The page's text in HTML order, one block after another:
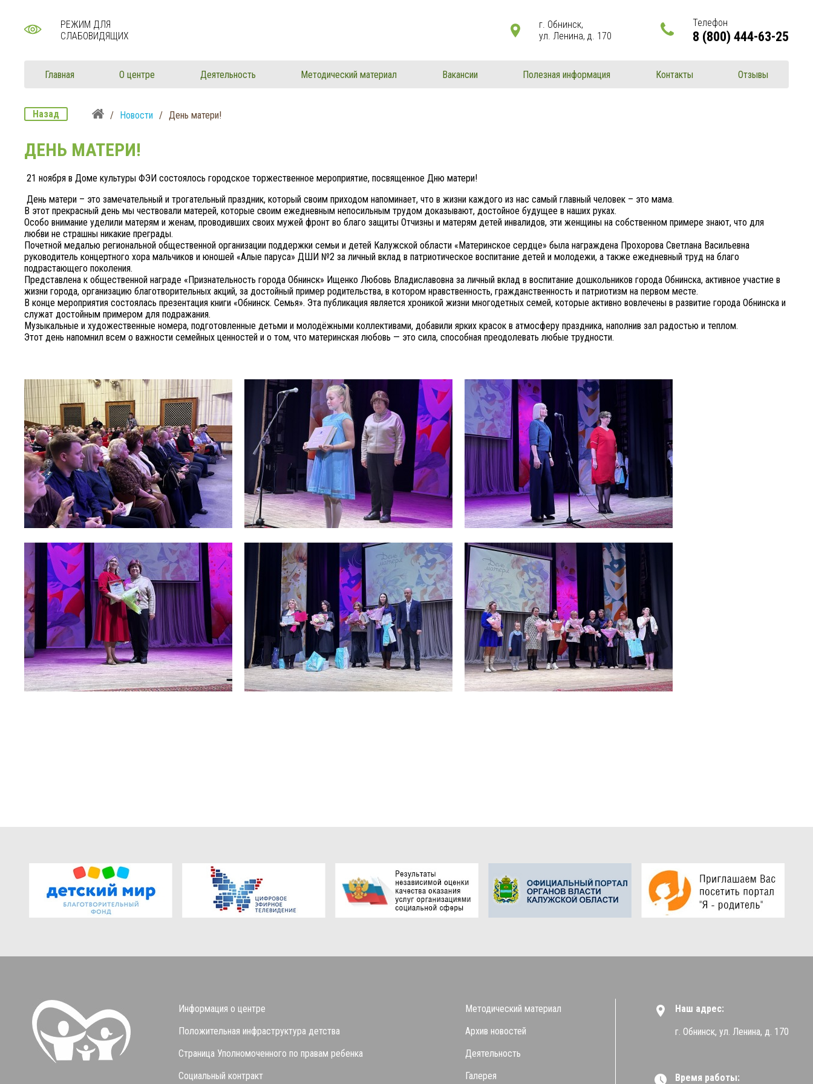
РЕЖИМ ДЛЯ
СЛАБОВИДЯЩИХ
г. Обнинск,
ул. Ленина, д. 170
Телефон
8 (800) 444-63-25
Главная О центре Деятельность Методический материал Вакансии Полезная информация Контакты Отзывы
Назад / Новости / День матери!
ДЕНЬ МАТЕРИ!
21 ноября в Доме культуры ФЭИ состоялось городское торжественное мероприятие, посвященное Дню матери!
День матери – это замечательный и трогательный праздник, который своим приходом напоминает, что в жизни каждого из нас самый главный человек – это мама.
В этот прекрасный день мы чествовали матерей, которые своим ежедневным непосильным трудом доказывают, достойное будущее в наших руках.
Особо внимание уделили матерям и женам, проводивших своих мужей фронт во благо защиты Отчизны и матерям детей инвалидов, эти женщины на собственном примере знают, что для
любви не страшны никакие преграды.
Почетной медалью региональной общественной организации поддержки семьи и детей Калужской области «Материнское сердце» была награждена Прохорова Светлана Васильевна
руководитель концертного хора мальчиков и юношей «Алые паруса» ДШИ №2 за личный вклад в патриотическое воспитание детей и молодежи, а также ежедневный труд на благо
подрастающего поколения.
Представлена к общественной награде «Признательность города Обнинск» Ищенко Любовь Владиславовна за личный вклад в воспитание дошкольников города Обнинска, активное участие в
жизни города, организацию благотворительных акций, за достойный пример родительства, в котором нравственность, гражданственность и патриотизм на первом месте.
В конце мероприятия состоялась презентация книги «Обнинск. Семья». Эта публикация является хроникой жизни многодетных семей, которые активно вовлечены в развитие города Обнинска и
служат достойным примером для подражания.
Музыкальные и художественные номера, подготовленные детьми и молодёжными коллективами, добавили ярких красок в атмосферу праздника, наполнив зал радостью и теплом.
Этот день напомнил всем о важности семейных ценностей и о том, что материнская любовь — это сила, способная преодолевать любые трудности.
Информация о центре
Положительная инфраструктура детства
Страница Уполномоченного по правам ребенка
Социальный контракт
Методический материал
Архив новостей
Деятельность
Галерея
Наш адрес:
г. Обнинск, ул. Ленина, д. 170
Время работы: